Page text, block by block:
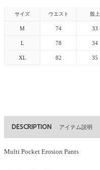
サイズ ウエスト 股上
M 74 33
L 78 34
XL 82 35
DESCRIPTION アイテム説明
Multi Pocket Erosion Pants